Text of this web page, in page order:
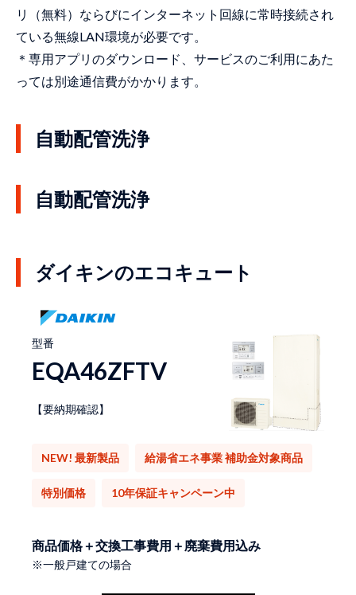
リ（無料）ならびにインターネット回線に常時接続され
ている無線LAN環境が必要です。
＊専用アプリのダウンロード、サービスのご利用にあた
っては別途通信費がかかります。
自動配管洗浄
自動配管洗浄
ダイキンのエコキュート
型番
EQA46ZFTV
【要納期確認】
NEW! 最新製品 給湯省エネ事業 補助金対象商品
特別価格 10年保証キャンペーン中
商品価格＋交換工事費用＋廃棄費用込み
※一般戸建ての場合